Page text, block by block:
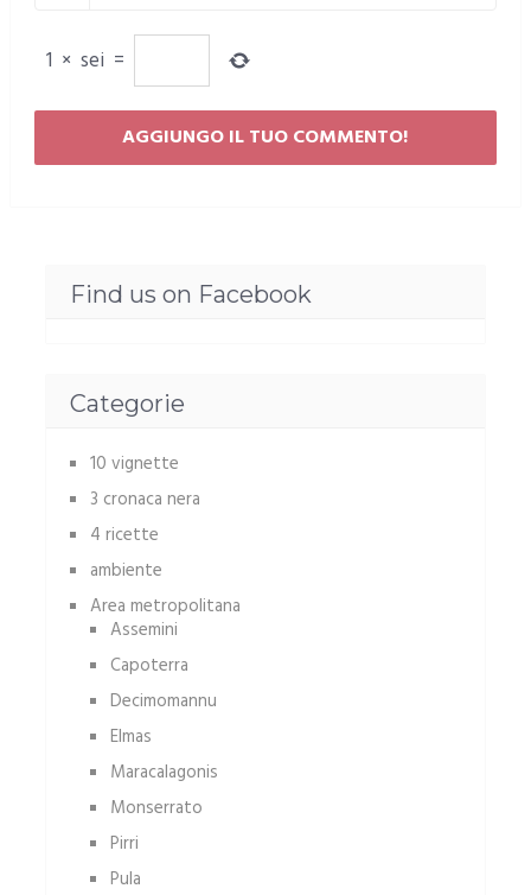
1 × sei =
Find us on Facebook
Categorie
10 vignette
3 cronaca nera
4 ricette
ambiente
Area metropolitana
Assemini
Capoterra
Decimomannu
Elmas
Maracalagonis
Monserrato
Pirri
Pula